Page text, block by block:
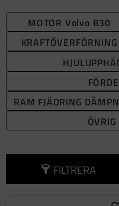
MOTOR Volvo B30
KRAFTÖVERFÖRNING
RAM FJÄDRING
FILTRERA